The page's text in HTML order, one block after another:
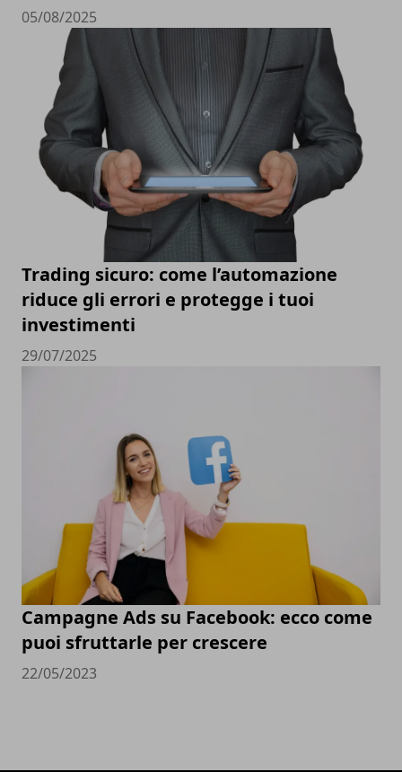
05/08/2025
Trading sicuro: come l’automazione
riduce gli errori e protegge i tuoi
investimenti
29/07/2025
Campagne Ads su Facebook: ecco come
puoi sfruttarle per crescere
22/05/2023